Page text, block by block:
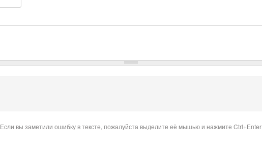
Если вы заметили ошибку в тексте, пожалуйста выделите её мышью и нажмите Ctrl+Enter